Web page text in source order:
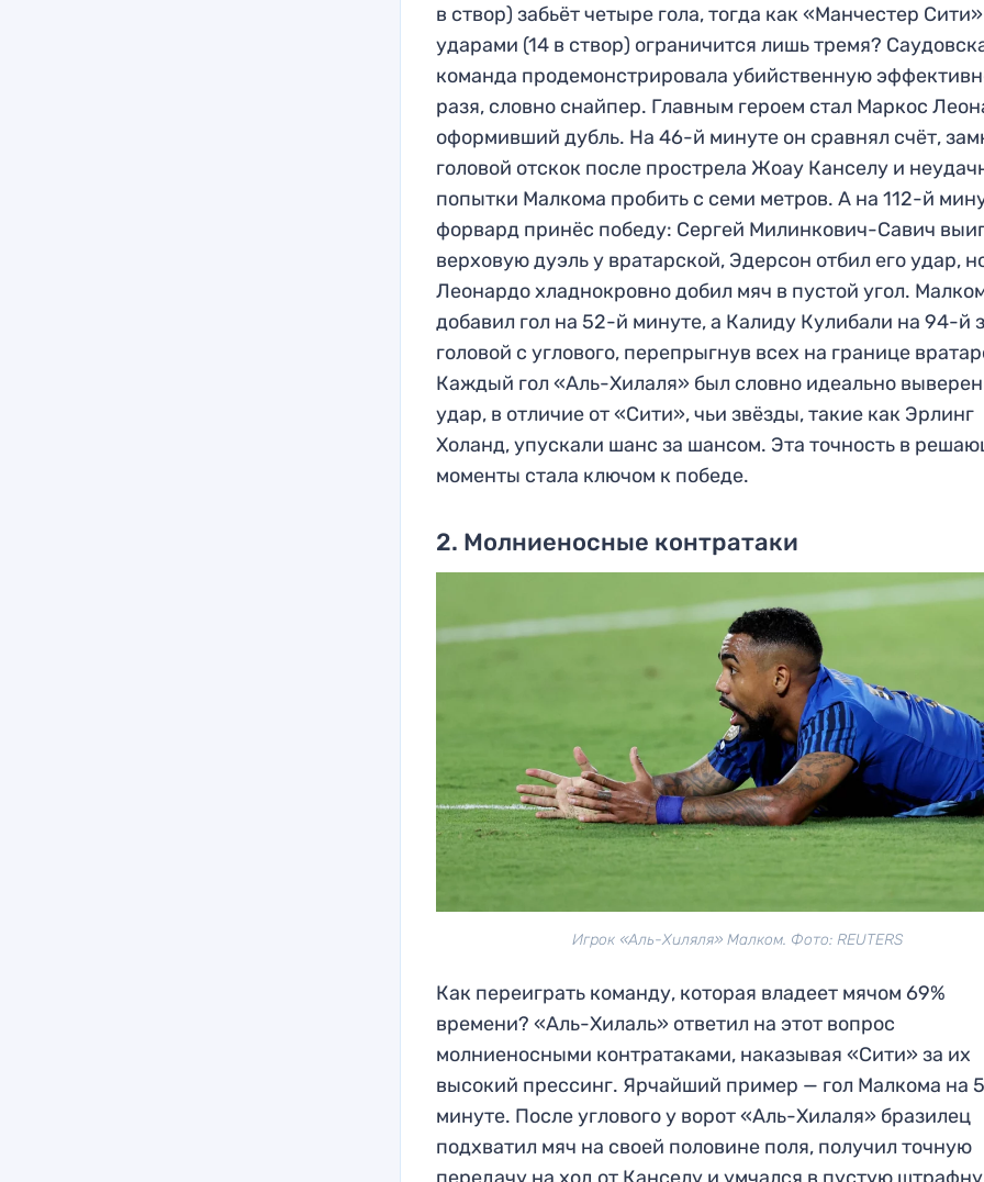
в створ) забьёт четыре гола, тогда как «Манчестер
ударами (14 в створ) ограничится лишь тремя?
команда продемонстрировала убийственную
разя, словно снайпер. Главным героем стал Маркос
оформивший дубль. На 46-й минуте он сравнял счёт,
головой отскок после прострела Жоау Канселу и
попытки Малкома пробить с семи метров. А на 112-й
форвард принёс победу: Сергей Милинкович-Савич
верховую дуэль у вратарской, Эдерсон отбил его удар,
Леонардо хладнокровно добил мяч в пустой угол.
добавил гол на 52-й минуте, а Калиду Кулибали на 94-й
головой с углового, перепрыгнув всех на границе
Каждый гол «Аль-Хилаля» был словно идеально
удар, в отличие от «Сити», чьи звёзды, такие как Эрлинг
Холанд, упускали шанс за шансом. Эта точность в
моменты стала ключом к победе.
2. Молниеносные контратаки
Игрок «Аль-Хиляля» Малком. Фото: REUTERS
Как переиграть команду, которая владеет мячом 69%
времени? «Аль-Хилаль» ответил на этот вопрос
молниеносными контратаками, наказывая «Сити» за их
высокий прессинг. Ярчайший пример — гол Малкома на
минуте. После углового у ворот «Аль-Хилаля» бразилец
подхватил мяч на своей половине поля, получил точную